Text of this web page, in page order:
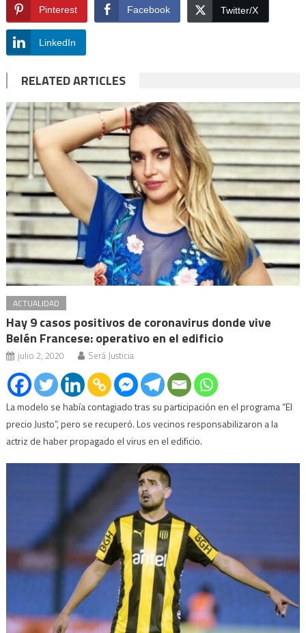
Pinterest Facebook Twitter/X
LinkedIn
RELATED ARTICLES
ACTUALIDAD
Hay 9 casos positivos de coronavirus donde vive
Belén Francese: operativo en el edificio
julio 2, 2020 Será Justicia
La modelo se había contagiado tras su participación en el programa “El
precio Justo”, pero se recuperó. Los vecinos responsabilizaron a la
actriz de haber propagado el virus en el edificio.